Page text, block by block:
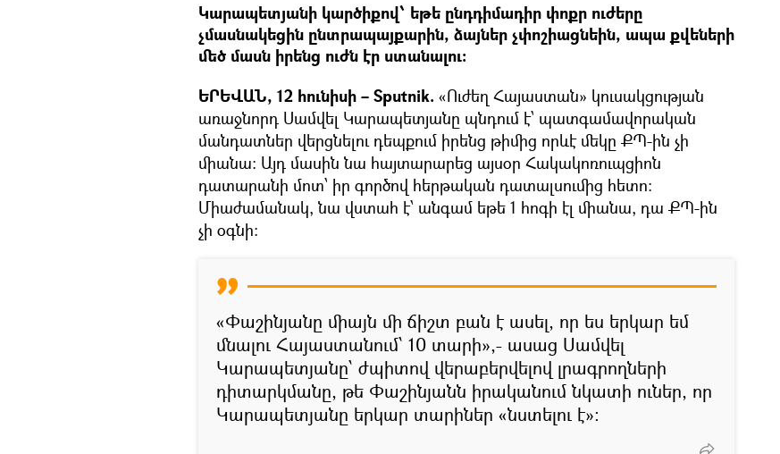
Կարապետյանի կարծիքով՝ եթե ընդդիմադիր փոքր ուժերը
չմասնակեցին ընտրապայքարին, ձայներ չփոշիացնեին, ապա քվեների
մեծ մասն իրենց ուժն էր ստանալու։
ԵՐԵՎԱՆ, 12 հունիսի – Sputnik. «Ուժեղ Հայաստան» կուսակցության
առաջնորդ Սամվել Կարապետյանը պնդում է՝ պատգամավորական
մանդատներ վերցնելու դեպքում իրենց թիմից որևէ մեկը ՔՊ-ին չի
միանա։ Այդ մասին նա հայտարարեց այսօր Հակակոռուպցիոն
դատարանի մոտ՝ իր գործով հերթական դատալսումից հետո։
Միաժամանակ, նա վստահ է՝ անգամ եթե 1 հոգի էլ միանա, դա ՔՊ-ին
չի օգնի։
«Փաշինյանը միայն մի ճիշտ բան է ասել, որ ես երկար եմ
մնալու Հայաստանում՝ 10 տարի»,- ասաց Սամվել
Կարապետյանը՝ ժպիտով վերաբերվելով լրագրողների
դիտարկմանը, թե Փաշինյանն իրականում նկատի ուներ, որ
Կարապետյանը երկար տարիներ «նստելու է»։